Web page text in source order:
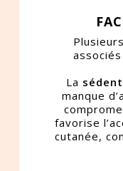
La
manque
favorise
cutanée,